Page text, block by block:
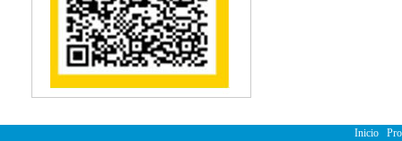
Reumatología
Salud Pública
Semiología
Terapia Ocupacional
Urología
Inicio